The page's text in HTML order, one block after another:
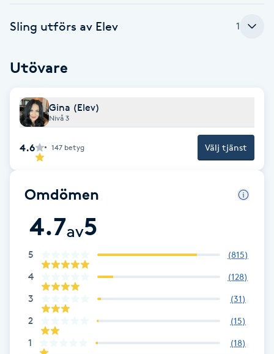
Babylights
Barber
Barnklippning
BIAB
Blowout
Bottenfärg
Brynformning
Brynfärgning
Sling utförs av Elev 1
Utövare
Gina (Elev)
Nivå 3
4.6 147 betyg Välj tjänst
Omdömen
4.7av5
5 (815)
4 (128)
3 (31)
2 (15)
1 (18)